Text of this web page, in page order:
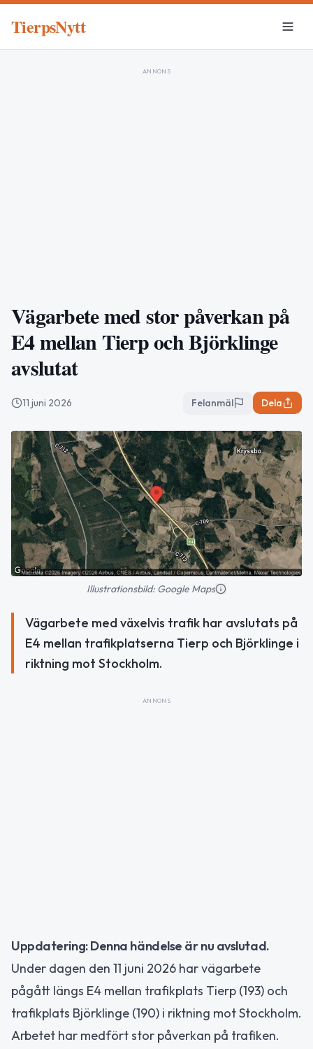
TierpsNytt
ANNONS
Vägarbete med stor påverkan på
E4 mellan Tierp och Björklinge
avslutat
11 juni 2026 Felanmäl Dela
Illustrationsbild: Google Maps
Vägarbete med växelvis trafik har avslutats på
E4 mellan trafikplatserna Tierp och Björklinge i
riktning mot Stockholm.
ANNONS
Uppdatering: Denna händelse är nu avslutad.
Under dagen den 11 juni 2026 har vägarbete
pågått längs E4 mellan trafikplats Tierp (193) och
trafikplats Björklinge (190) i riktning mot Stockholm.
Arbetet har medfört stor påverkan på trafiken.